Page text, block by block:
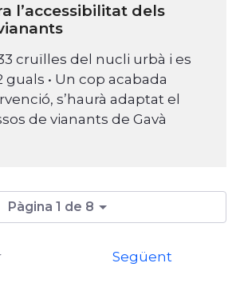
l’accessibilitat dels
33 cruïlles del nucli urbà i es
guals • Un cop acabada
s’haurà adaptat el
de vianants de Gavà
Pàgina 1 de 8
Següent